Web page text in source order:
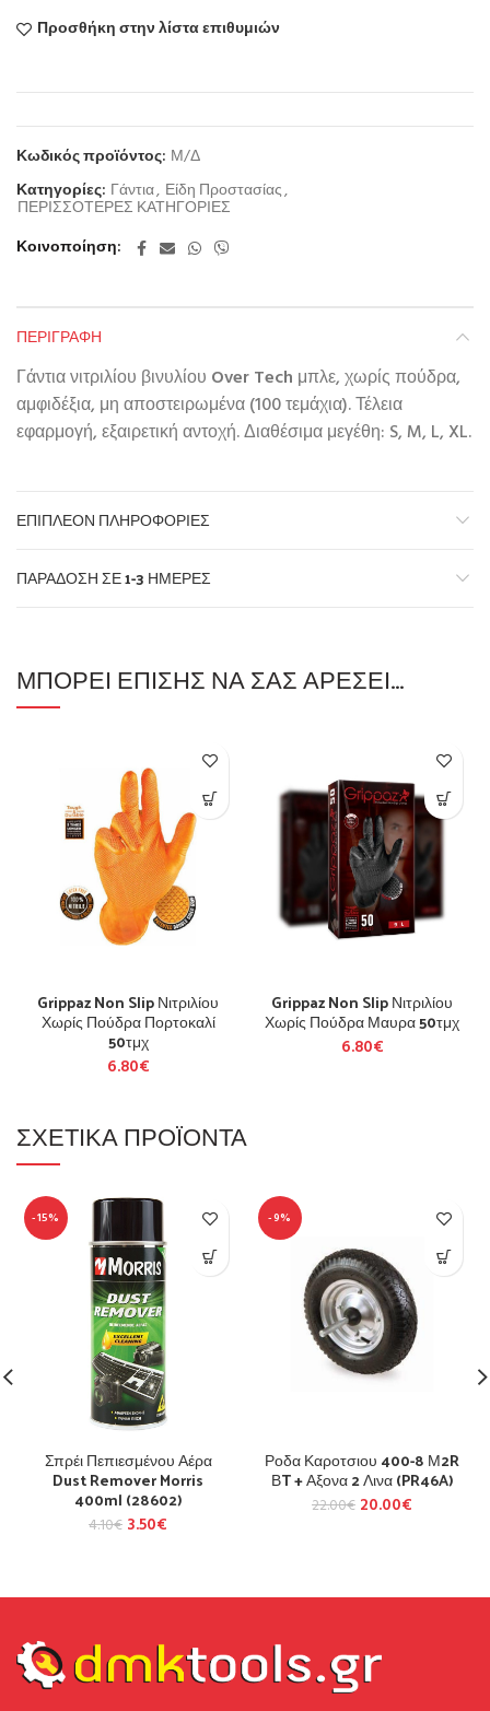
Προσθήκη στην λίστα επιθυμιών
Κωδικός προϊόντος: Μ/Δ
Κατηγορίες: Γάντια, Είδη Προστασίας,
ΠΕΡΙΣΣΟΤΕΡΕΣ ΚΑΤΗΓΟΡΙΕΣ
Κοινοποίηση
ΠΕΡΙΓΡΑΦΉ
Γάντια νιτριλίου βινυλίου Over Tech μπλε, χωρίς πούδρα,
αμφιδέξια, μη αποστειρωμένα (100 τεμάχια). Τέλεια
εφαρμογή, εξαιρετική αντοχή. Διαθέσιμα μεγέθη: S, M, L, XL.
ΕΠΙΠΛΈΟΝ ΠΛΗΡΟΦΟΡΊΕΣ
ΠΑΡΆΔΟΣΗ ΣΕ 1-3 ΗΜΈΡΕΣ
ΜΠΟΡΕΊ ΕΠΊΣΗΣ ΝΑ ΣΑΣ ΑΡΈΣΕΙ…
Grippaz Non Slip Νιτριλίου
Χωρίς Πούδρα Πορτοκαλί
50τμχ
6.80€
Grippaz Non Slip Νιτριλίου
Χωρίς Πούδρα Μαυρα 50τμχ
6.80€
ΣΧΕΤΙΚΆ ΠΡΟΪΌΝΤΑ
-15%
Σπρέι Πεπιεσμένου Αέρα
Dust Remover Morris
400ml (28602)
4.10€ 3.50€
-9%
Ροδα Καροτσιου 400-8 Μ2R
ΒT + Αξονα 2 Λινα (PR46A)
22.00€ 20.00€